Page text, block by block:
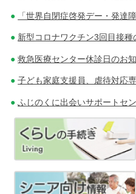
「世界自閉症啓発デー・発達
新型コロナワクチン3回目接種
救急医療センター休診日のお
子ども家庭支援員、虐待対応
ふじのくに出会いサポートセ